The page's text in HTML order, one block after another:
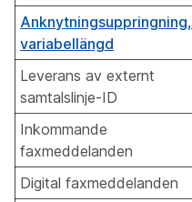
Anknytningsuppringning,
variabellängd
Leverans av externt
samtalslinje-ID
Inkommande
faxmeddelanden
Digital faxmeddelanden